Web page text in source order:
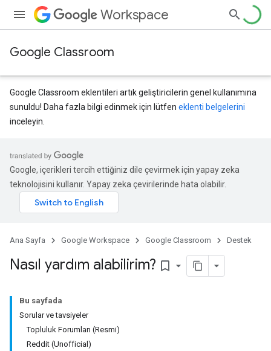
Workspace
Google Classroom
Google Classroom eklentileri artık geliştiricilerin genel kullanımına
sunuldu! Daha fazla bilgi edinmek için lütfen eklenti belgelerini
inceleyin.
Google, içerikleri tercih ettiğiniz dile çevirmek için yapay zeka
teknolojisini kullanır. Yapay zeka çevirilerinde hata olabilir.
Ana Sayfa Google Workspace Google Classroom Destek
Nasıl yardım alabilirim? bookmark_border
Bu sayfada
Sorular ve tavsiyeler
Topluluk Forumları (Resmi)
Reddit (Unofficial)